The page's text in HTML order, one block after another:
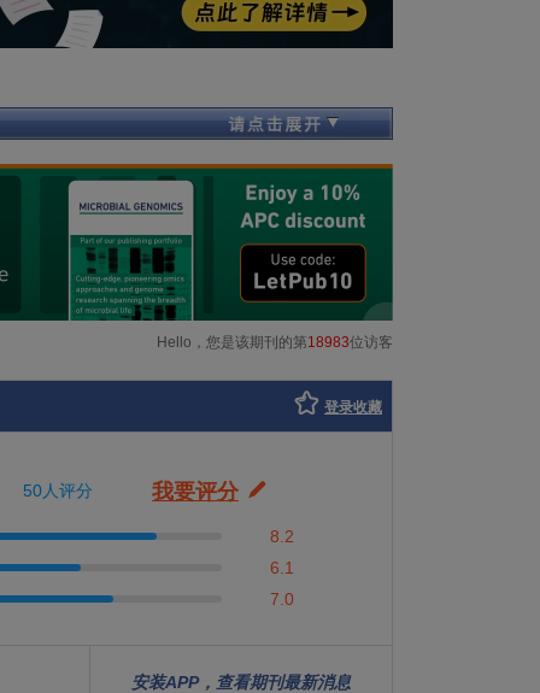
Hello，您是该期刊的第18983位访客
登录收藏
50人评分 我要评分
8.2
6.1
7.0
安装APP，查看期刊最新消息